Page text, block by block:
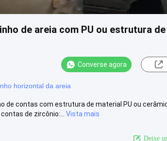
de areia com PU ou estrutura de
Converse agora
horizontal da areia
de contas com estrutura de material PU ou
de zircônio:...
Vista mais
Deixe